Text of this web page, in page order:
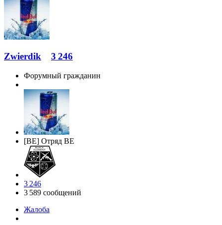
Zwierdik 3 246
Форумный гражданин
[BE] Отряд BE
3 246
3 589 сообщений
Жалоба